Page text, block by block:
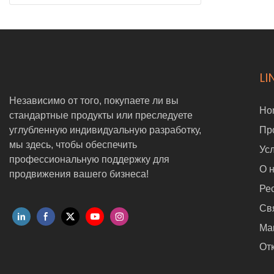
Независимо от того, покупаете ли вы
стандартные продукты или преследуете
углубленную индивидуальную разработку,
мы здесь, чтобы обеспечить
профессиональную поддержку для
продвижения вашего бизнеса!
О